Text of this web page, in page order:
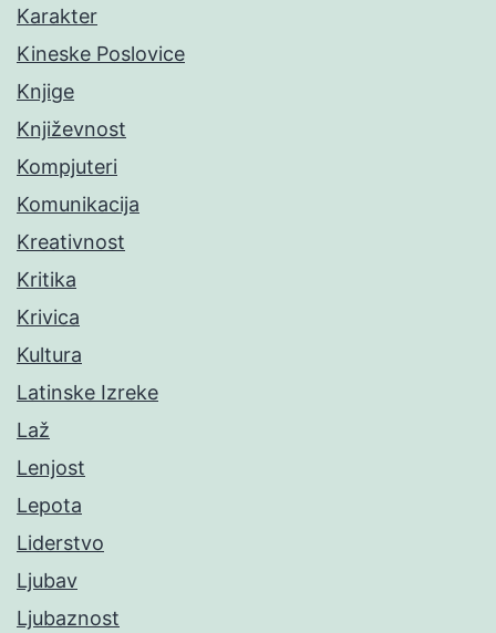
Karakter
Kineske Poslovice
Knjige
Književnost
Kompjuteri
Komunikacija
Kreativnost
Kritika
Krivica
Kultura
Latinske Izreke
Laž
Lenjost
Lepota
Liderstvo
Ljubav
Ljubaznost